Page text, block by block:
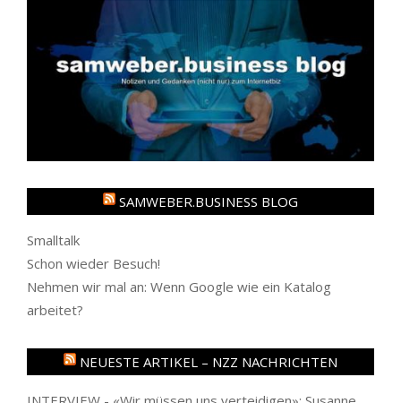
SAMWEBER.BUSINESS BLOG
Smalltalk
Schon wieder Besuch!
Nehmen wir mal an: Wenn Google wie ein Katalog
arbeitet?
NEUESTE ARTIKEL – NZZ NACHRICHTEN